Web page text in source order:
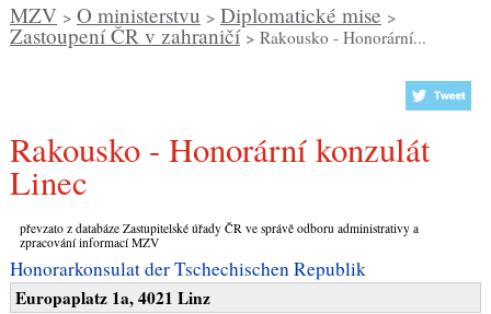
MZV> O ministerstvu > Diplomatické mise >
Zastoupení ČR v zahraničí> Rakousko - Honorární...
Rakousko - Honorární konzulát
Linec
převzato z databáze Zastupitelské úřady ČR ve správě odboru administrativy a
zpracování informací MZV
Honorarkonsulat der Tschechischen Republik
Europaplatz 1a, 4021 Linz